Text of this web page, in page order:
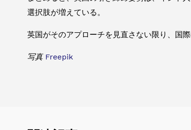
選択肢が増えている。
英国がそのアプローチを見直さない限り、国
写真 Freepik